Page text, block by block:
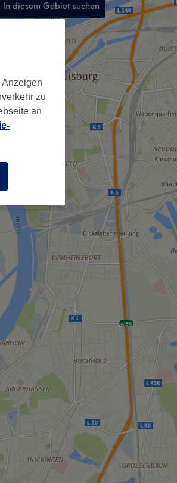
In diesem Gebiet suchen
zu
an